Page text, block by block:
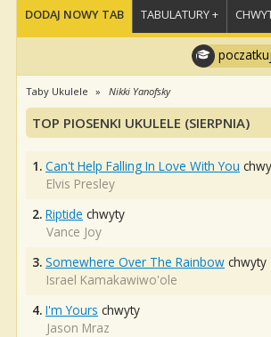
DODAJ NOWY TAB TABULATURY +
Taby Ukulele Nikki Yanofsky
TOP PIOSENKI UKULELE (SIERPNIA)
1. Can't Help Falling In Love With You
Elvis Presley
2. Riptide chwyty
Vance Joy
3. Somewhere Over The Rainbow chwyty
Israel Kamakawiwo'ole
4. I'm Yours chwyty
Jason Mraz